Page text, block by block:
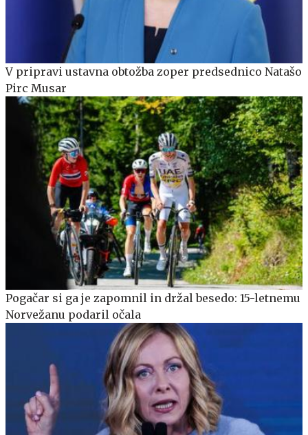
V pripravi ustavna obtožba zoper predsednico Natašo
Pirc Musar
Pogačar si ga je zapomnil in držal besedo: 15-letnemu
Norvežanu podaril očala